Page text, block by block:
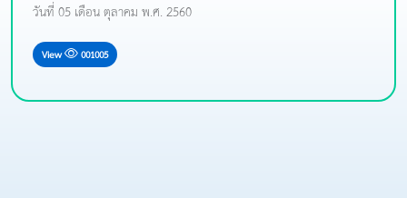
วันที่ 05 เดือน ตุลาคม พ.ศ. 2560
View 001005